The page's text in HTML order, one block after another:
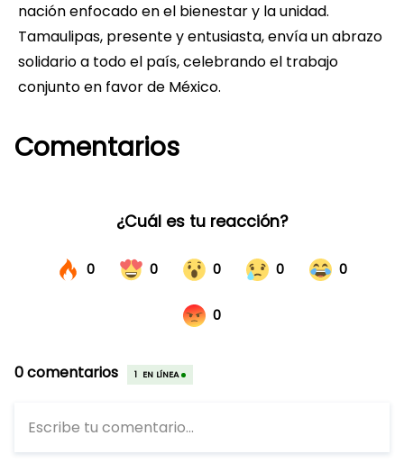
nación enfocado en el bienestar y la unidad.
Tamaulipas, presente y entusiasta, envía un abrazo
solidario a todo el país, celebrando el trabajo
conjunto en favor de México.
Comentarios